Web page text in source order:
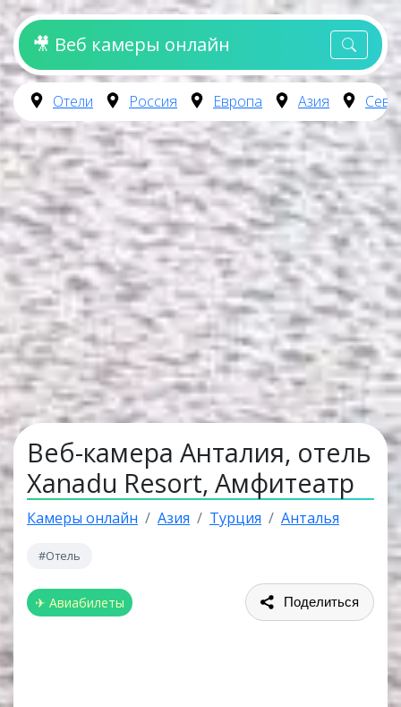
🎥 Веб камеры онлайн
Отели Россия Европа Азия
Веб-камера Анталия, отель
Xanadu Resort, Амфитеатр
Камеры онлайн Азия Турция Анталья
#Отель
✈ Авиабилеты Поделиться